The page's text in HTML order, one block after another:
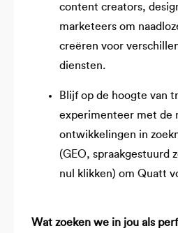
content creators,
marketeers om
creëren voor
diensten.
Blijf op de hoogte van
experimenteer met de
ontwikkelingen in
(GEO, spraakgestuurd
nul klikken) om Quatt
Wat zoeken we in jou als